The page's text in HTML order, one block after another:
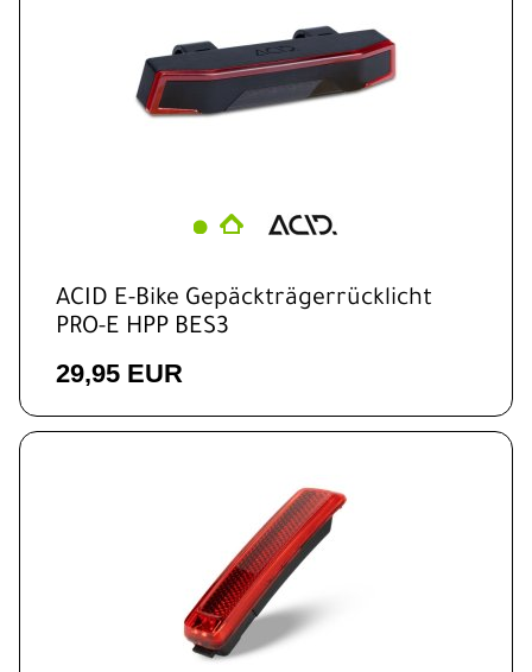
ACID E-Bike Gepäckträgerrücklicht
PRO-E HPP BES3
29,95 EUR